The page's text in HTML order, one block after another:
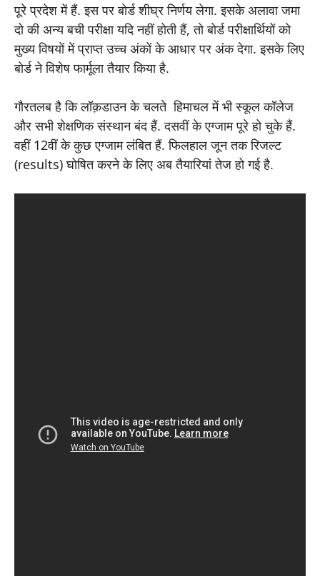
पूरे प्रदेश में हैं. इस पर बोर्ड शीघ्र निर्णय लेगा. इसके अलावा जमा
दो की अन्य बची परीक्षा यदि नहीं होती हैं, तो बोर्ड परीक्षार्थियों को
मुख्य विषयों में प्राप्त उच्च अंकों के आधार पर अंक देगा. इसके लिए
बोर्ड ने विशेष फार्मूला तैयार किया है.
गौरतलब है कि लॉक़डाउन के चलते हिमाचल में भी स्कूल कॉलेज
और सभी शेक्षणिक संस्थान बंद हैं. दसवीं के एग्जाम पूरे हो चुके हैं.
वहीं 12वीं के कुछ एग्जाम लंबित हैं. फिलहाल जून तक रिजल्ट
(results) घोषित करने के लिए अब तैयारियां तेज हो गई है.